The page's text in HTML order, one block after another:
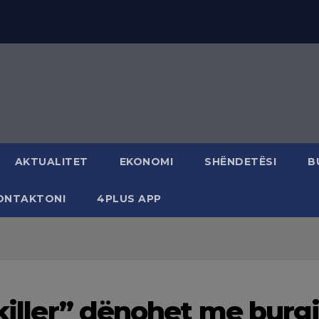
AKTUALITET EKONOMI SHËNDETËSI
4PLUS APP
dënohet me